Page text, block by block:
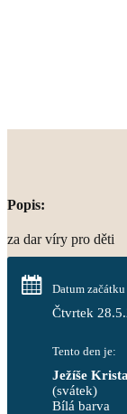
Popis:
za dar víry pro děti
Datum
Čtvrtek
Tento den je:
Ježíše
(svátek)